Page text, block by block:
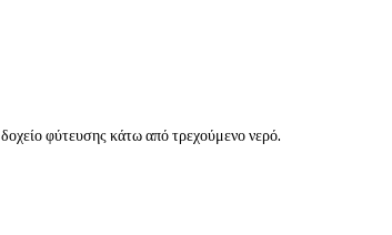
φύτευσης κάτω από τρεχούμενο νερό.